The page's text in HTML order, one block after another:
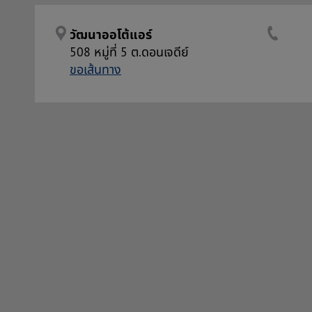
วัฒนาออโต้แอร์
508 หมู่ที่ 5 ต.ดอนเจดีย์
ขอเส้นทาง